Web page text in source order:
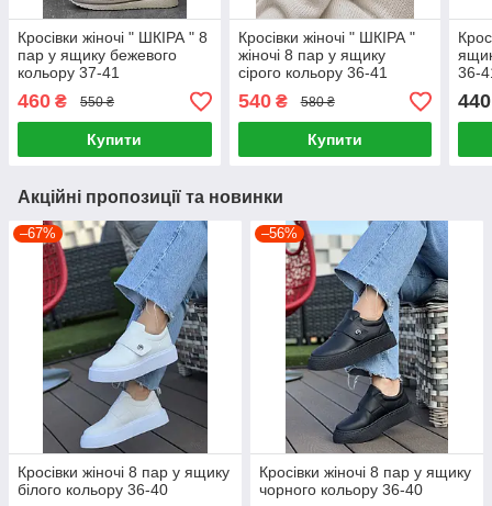
Кросівки жіночі " ШКІРА " 8
пар у ящику бежевого
кольору 37-41
460 ₴ 550 ₴
Купити
Кросівки жіночі " ШКІРА "
жіночі 8 пар у ящику
сірого кольору 36-41
540₴ 580 ₴
Купити
36-
440
Акційні пропозиції та новинки
–67%
Кросівки жіночі 8 пар у ящику
білого кольору 36-40
–56%
Кросівки жіночі 8 пар у ящику
чорного кольору 36-40